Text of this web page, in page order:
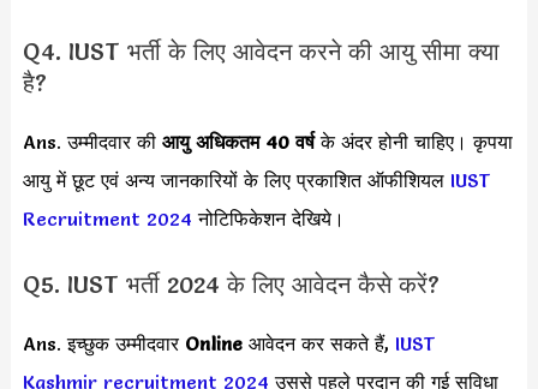
Q4. IUST भर्ती के लिए आवेदन करने की आयु सीमा क्या
है?
Ans. उम्मीदवार की आयु अधिकतम 40 वर्षके अंदर होनी चाहिए। कृपया
आयु में छूट एवं अन्य जानकारियों के लिए प्रकाशित ऑफीशियल IUST
Recruitment 2024 नोटिफिकेशन देखिये।
Q5. IUST भर्ती 2024 के लिए आवेदन कैसे करें?
Ans. इच्छुक उम्मीदवार Online आवेदन कर सकते हैं, IUST
Kashmir recruitment 2024 उससे पहले प्रदान की गई सुविधा